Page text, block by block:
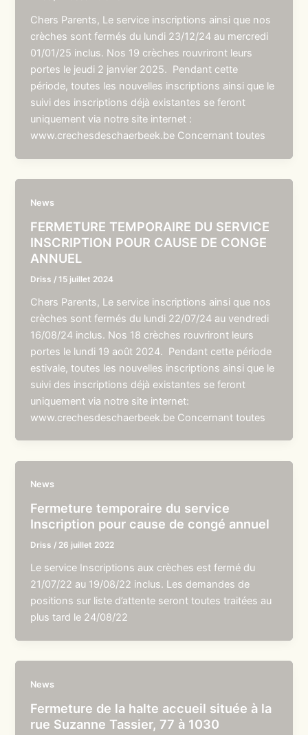
Chers Parents, Le service inscriptions ainsi que nos
crèches sont fermés du lundi 23/12/24 au mercredi
01/01/25 inclus. Nos 19 crèches rouvriront leurs
portes le jeudi 2 janvier 2025. Pendant cette
période, toutes les nouvelles inscriptions ainsi que le
suivi des inscriptions déjà existantes se feront
uniquement via notre site internet :
www.crechesdeschaerbeek.be Concernant toutes
News
FERMETURE TEMPORAIRE DU SERVICE
INSCRIPTION POUR CAUSE DE CONGE
ANNUEL
Driss /15 juillet 2024
Chers Parents, Le service inscriptions ainsi que nos
crèches sont fermés du lundi 22/07/24 au vendredi
16/08/24 inclus. Nos 18 crèches rouvriront leurs
portes le lundi 19 août 2024. Pendant cette période
estivale, toutes les nouvelles inscriptions ainsi que le
suivi des inscriptions déjà existantes se feront
uniquement via notre site internet:
www.crechesdeschaerbeek.be Concernant toutes
News
Fermeture temporaire du service
Inscription pour cause de congé annuel
Driss / 26 juillet 2022
Le service Inscriptions aux crèches est fermé du
21/07/22 au 19/08/22 inclus. Les demandes de
positions sur liste d’attente seront toutes traitées au
plus tard le 24/08/22
News
Fermeture de la halte accueil située à la
rue Suzanne Tassier, 77 à 1030